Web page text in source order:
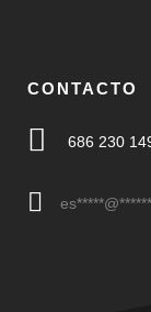
CONTACTO
686 230
es*****@